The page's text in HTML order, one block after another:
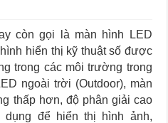
còn gọi là màn hình LED
hiển thị kỹ thuật số được
trong các môi trường trong
ngoài trời (Outdoor), màn
thấp hơn, độ phân giải cao
để hiển thị hình ảnh,